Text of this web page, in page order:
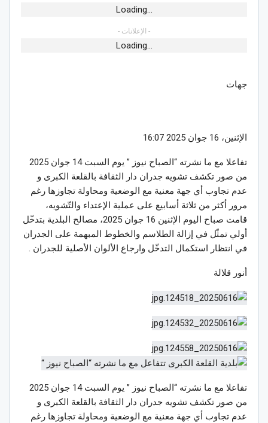
Loading...
- الإعلانات -
Loading...
جهات
الإثنين، 16 جوان 2025 16:07
تفاعلا مع ما نشرته “الصباح نيوز ” يوم السبت 14 جوان 2025
من صور تكشف تشويه جدران دار الثقافة بالقلعة الكبرى و
عدم تجاوب أي جهة معنية مع الوضعية ومحاولة تجاوزها رغم
مرور أكثر من ثلاثة أسابيع على عملية الإعتداء والتّشويه،
قامت صباح اليوم الإثنين 16 جوان 2025، مصالح البلدية بتدخّل
أولي تمثّل في إزالة الطلاسم والخطوط المبهمة على الجدران
في انتظار استكمال التدخّل وارجاع الألوان الأصلية للجدران .
أنور قلالة
تفاعلا مع ما نشرته “الصباح نيوز ” يوم السبت 14 جوان 2025
من صور تكشف تشويه جدران دار الثقافة بالقلعة الكبرى و
عدم تجاوب أي جهة معنية مع الوضعية ومحاولة تجاوزها رغم